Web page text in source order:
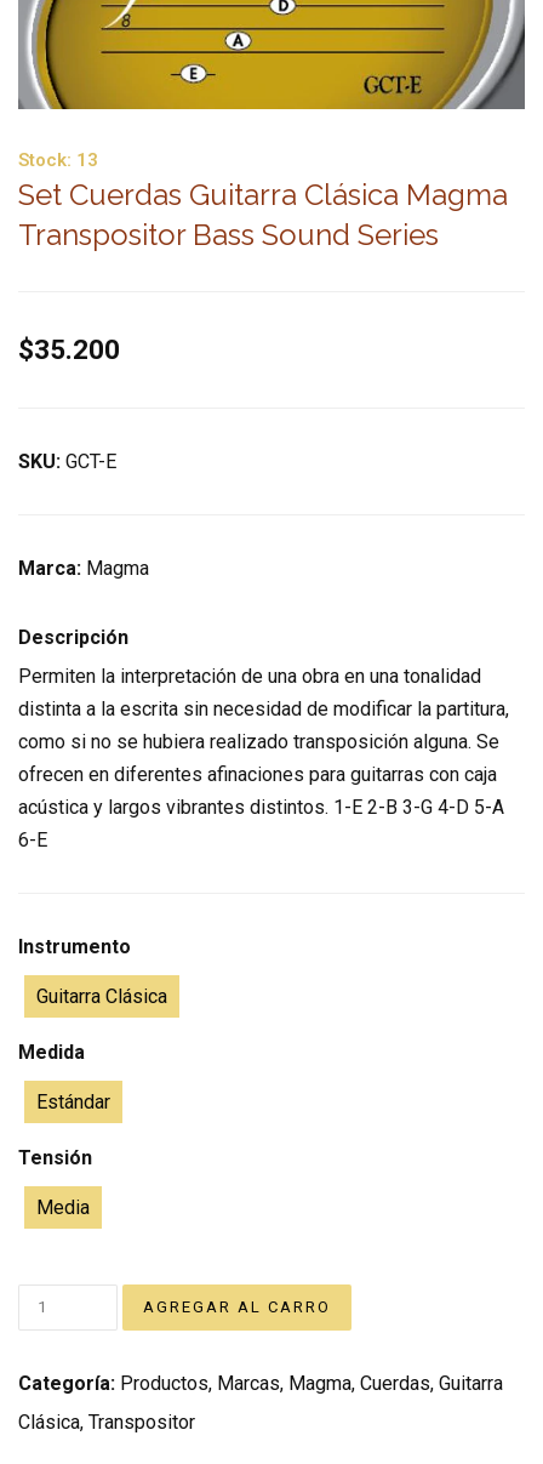
Stock: 13
Set Cuerdas Guitarra Clásica Magma
Transpositor Bass Sound Series
$35.200
SKU: GCT-E
Marca: Magma
Descripción
Permiten la interpretación de una obra en una tonalidad
distinta a la escrita sin necesidad de modificar la partitura,
como si no se hubiera realizado transposición alguna. Se
ofrecen en diferentes afinaciones para guitarras con caja
acústica y largos vibrantes distintos. 1-E 2-B 3-G 4-D 5-A
6-E
Instrumento
Guitarra Clásica
Medida
Estándar
Tensión
Media
Categoría: Productos, Marcas, Magma, Cuerdas, Guitarra
Clásica, Transpositor